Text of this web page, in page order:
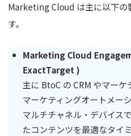
Marketing Cloud は主に以下の
す。
Marketing Cloud
ExactTarget )
主に BtoC の CRM やマー
マーケティングオートメー
マルチチャネル・デバイス
たコンテンツを最適なタイ